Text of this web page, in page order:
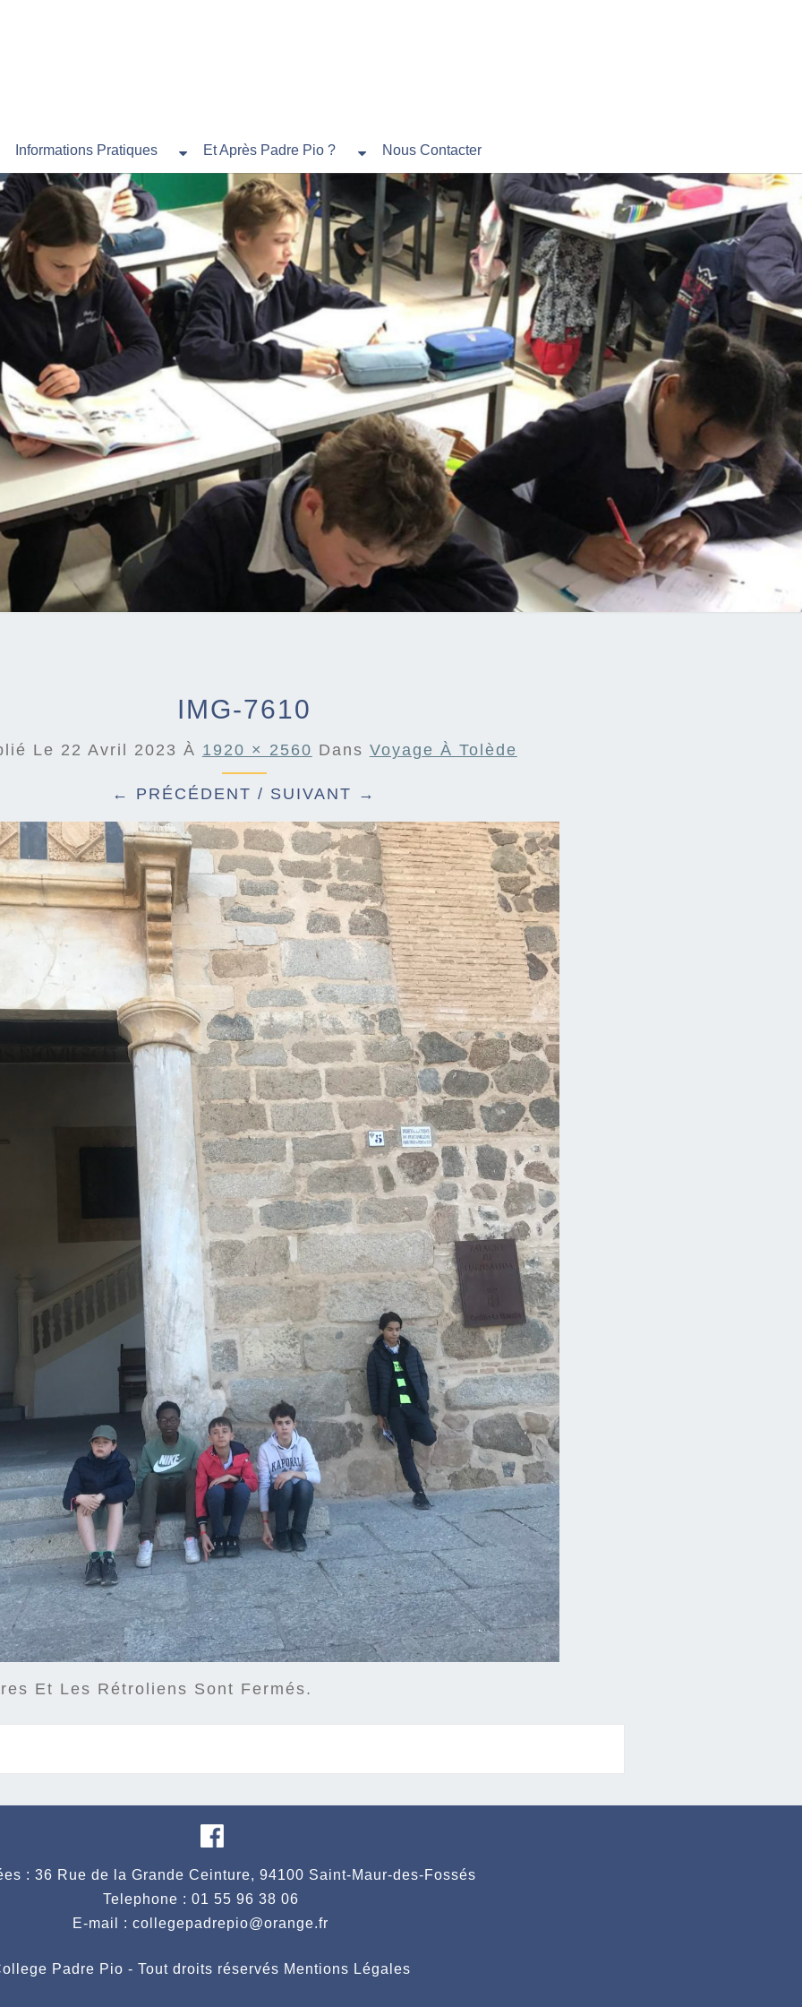
Informations Pratiques Et Après Padre Pio ? Nous Contacter
IMG-7610
Le 22 Avril 2023 À 1920 × 2560 Dans Voyage À Tolède
← PRÉCÉDENT / SUIVANT →
Et Les Rétroliens Sont Fermés.
: 36 Rue de la Grande Ceinture, 94100 Saint-Maur-des-Fossés
Telephone : 01 55 96 38 06
E-mail : collegepadrepio@orange.fr
Padre Pio - Tout droits réservés Mentions Légales